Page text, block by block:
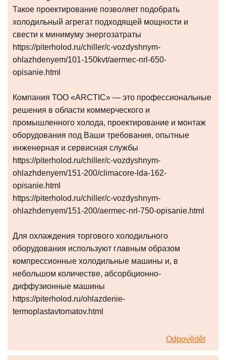
Такое проектирование позволяет подобрать
холодильный агрегат подходящей мощности и
свести к минимуму энергозатраты
https://piterholod.ru/chiller/c-vozdyshnym-
ohlazhdenyem/101-150kvt/aermec-nrl-650-
opisanie.html
Компания ТОО «ARCTIC» — это профессиональные
решения в области коммерческого и
промышленного холода, проектирование и монтаж
оборудования под Ваши требования, опытные
инженерная и сервисная службы
https://piterholod.ru/chiller/c-vozdyshnym-
ohlazhdenyem/151-200/climacore-lda-162-
opisanie.html
https://piterholod.ru/chiller/c-vozdyshnym-
ohlazhdenyem/151-200/aermec-nrl-750-opisanie.html
Для охлаждения торгового холодильного
оборудования используют главным образом
компрессионные холодильные машины и, в
небольшом количестве, абсорбционно-
диффузионные машины
https://piterholod.ru/ohlazdenie-
termoplastavtomatov.html
Odpovědět